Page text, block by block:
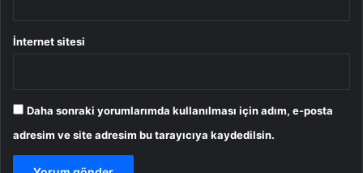
İnternet sitesi
Daha sonraki yorumlarımda kullanılması için adım, e-posta
adresim ve site adresim bu tarayıcıya kaydedilsin.